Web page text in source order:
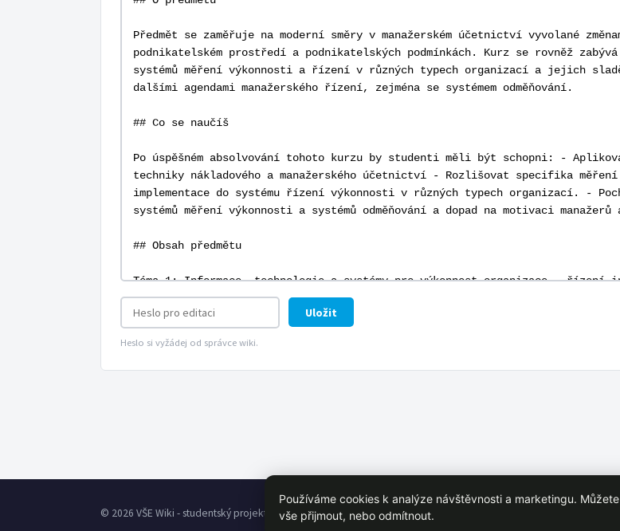
Uložit
Heslo si vyžádej od správce wiki.
© 2026 VŠE Wiki - studentský projekt, není oficálně spojen s VŠE Praha
Používáme cookies k analýze návštěvnosti a marketingu. Můžete
vše přijmout, nebo odmítnout.